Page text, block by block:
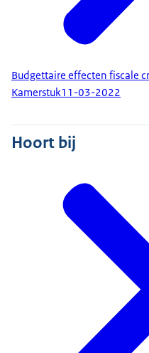
Budgettaire effecten fiscale
Kamerstuk11-03-2022
Hoort bij